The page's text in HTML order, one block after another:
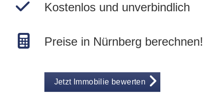
Kostenlos und unverbindlich
Preise in Nürnberg berechnen!
Jetzt Immobilie bewerten